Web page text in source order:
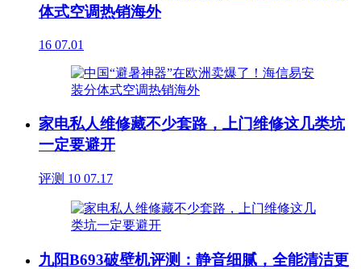
体式空调热销海外
16 07.01
家电私人维修藏不少套路，上门维修这几类坑
一定要避开
评测 10 07.17
九阳B693破壁机评测：静音细腻，全能清洁更